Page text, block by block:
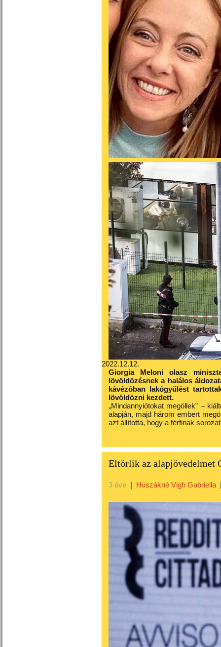
2022.12.12.
Giorgia Meloni olasz
lövöldözésnek a halálos
kávézóban lakógyűlést
lövöldözni kezdett.
„Mindannyiótokat megöllek” –
alapján, majd három embert
azt állította, hogy a férfinak
Eltörlik az alapjövedelmet
3 éve | Huszákné Vigh Gabriella